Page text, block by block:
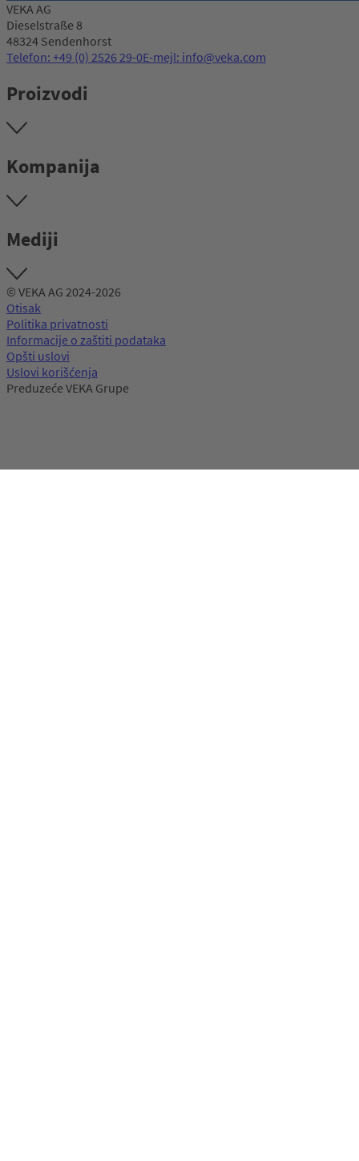
VEKA AG
Dieselstraße 8
48324 Sendenhorst
Telefon: +49 (0) 2526 29-0E-mejl: info@veka.com
Proizvodi
Kompanija
Mediji
© VEKA AG 2024-2026
Otisak
Politika privatnosti
Informacije o zaštiti podataka
Opšti uslovi
Uslovi korišćenja
Preduzeće VEKA Grupe